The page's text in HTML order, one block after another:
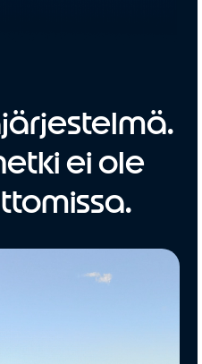
ei ole